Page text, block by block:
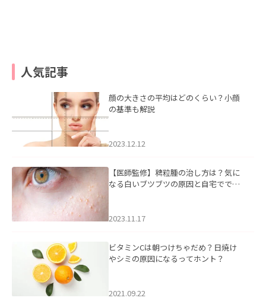
人気記事
顔の大きさの平均はどのくらい？小顔
の基準も解説
2023.12.12
【医師監修】稗粒腫の治し方は？気に
なる白いブツブツの原因と自宅ででき
2023.11.17
ビタミンCは朝つけちゃだめ？日焼け
やシミの原因になるってホント？
2021.09.22